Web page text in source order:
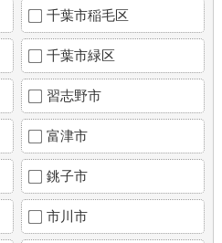
千葉市稲毛区
千葉市緑区
習志野市
富津市
銚子市
市川市